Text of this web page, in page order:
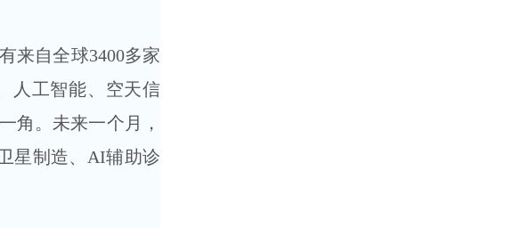
来自全球3400多家
人工智能、空天信
角。未来一个月，
星制造、AI辅助诊